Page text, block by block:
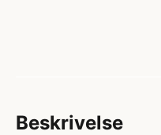
Beskrivelse